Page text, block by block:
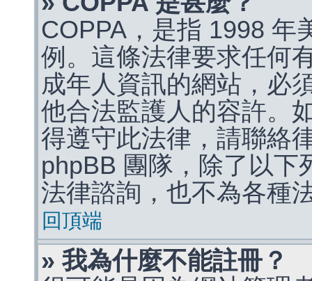
COPPA，是指 1998 年
例。這條法律要求任何
成年人資訊的網站，必
他合法監護人的容許。
得遵守此法律，請聯絡
phpBB 團隊，除了以下
法律諮詢，也不為各種
回頂端
» 我為什麼不能註冊？